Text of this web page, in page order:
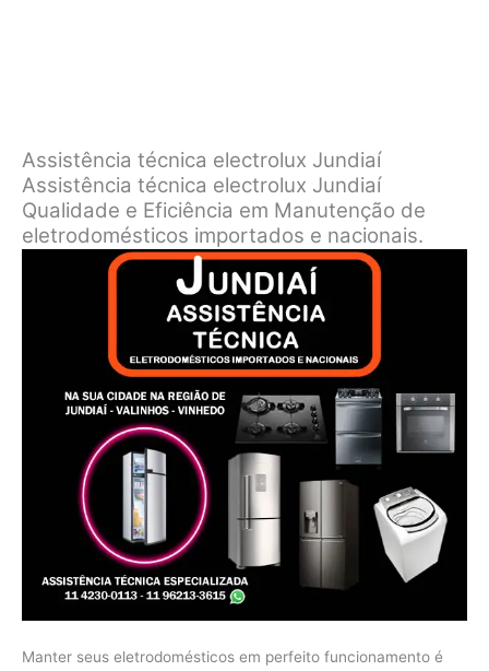
Assistência técnica electrolux Jundiaí
Assistência técnica electrolux Jundiaí
Qualidade e Eficiência em Manutenção de
eletrodomésticos importados e nacionais.
Manter seus eletrodomésticos em perfeito funcionamento é